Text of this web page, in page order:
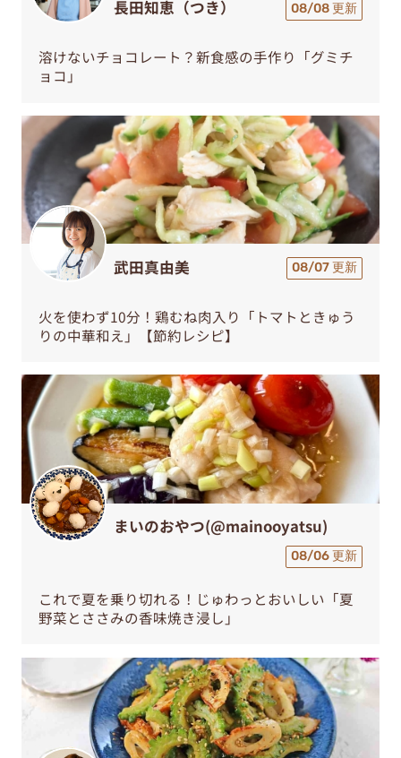
長田知恵（つき） 08/08 更新
溶けないチョコレート？新食感の手作り「グミチ
ョコ」
武田真由美 08/07 更新
火を使わず10分！鶏むね肉入り「トマトときゅう
りの中華和え」【節約レシピ】
まいのおやつ(@mainooyatsu)
08/06 更新
これで夏を乗り切れる！じゅわっとおいしい「夏
野菜とささみの香味焼き浸し」